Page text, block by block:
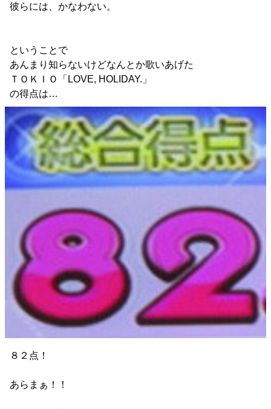
彼らには、かなわない。
ということで
あんまり知らないけどなんとか歌いあげた
ＴＯＫＩＯ「LOVE, HOLIDAY.」
の得点は…
８２点！
あらまぁ！！